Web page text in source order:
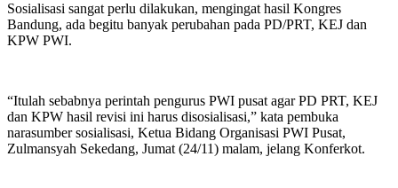
Sosialisasi sangat perlu dilakukan, mengingat hasil Kongres
Bandung, ada begitu banyak perubahan pada PD/PRT, KEJ dan
KPW PWI.
“Itulah sebabnya perintah pengurus PWI pusat agar PD PRT, KEJ
dan KPW hasil revisi ini harus disosialisasi,” kata pembuka
narasumber sosialisasi, Ketua Bidang Organisasi PWI Pusat,
Zulmansyah Sekedang, Jumat (24/11) malam, jelang Konferkot.